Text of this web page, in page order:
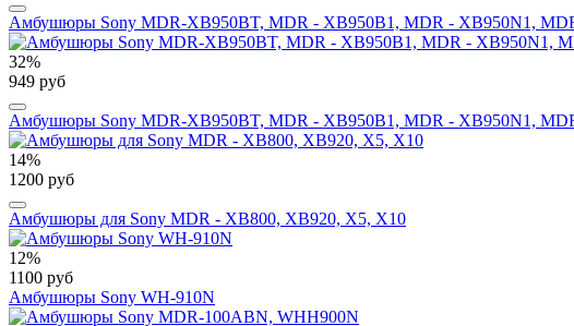
Амбушюры Sony MDR-XB950BT, MDR - XB950B1, MDR - XB950N1,
32%
949 руб
Амбушюры Sony MDR-XB950BT, MDR - XB950B1, MDR - XB950N1,
14%
1200 руб
Амбушюры для Sony MDR - XB800, XB920, X5, X10
12%
1100 руб
Амбушюры Sony WH-910N